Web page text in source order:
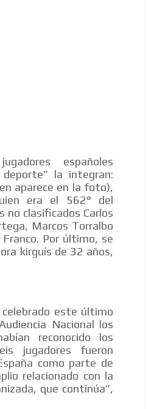
españoles
deporte” la integran:
aparece en la foto),
era el 562° del
no clasificados Carlos
Marcos Torralbo
Por último, se
kirguís de 32 años,
este último
Nacional los
reconocido los
jugadores fueron
como parte de
relacionado con la
que continúa”,